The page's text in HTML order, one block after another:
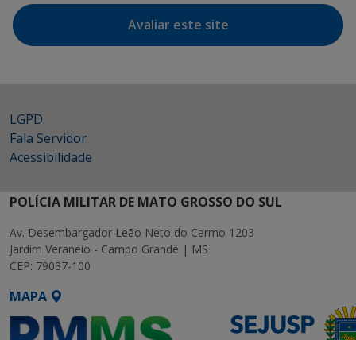
Avaliar este site
LGPD
Fala Servidor
Acessibilidade
POLÍCIA MILITAR DE MATO GROSSO DO SUL
Av. Desembargador Leão Neto do Carmo 1203
Jardim Veraneio - Campo Grande | MS
CEP: 79037-100
MAPA